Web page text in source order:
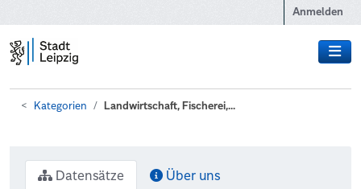
Anmelden
Kategorien Landwirtschaft, Fischerei,...
Datensätze Über uns